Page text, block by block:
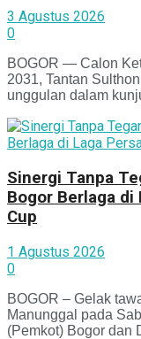
3 Agustus 2026
0
BOGOR — Calon
2031, Tantan
unggulan dalam
Sinergi Tanpa
Bogor Berlaga di
Cup
1 Agustus 2026
0
BOGOR – Gelak
Manunggal pada
(Pemkot) Bogor dan